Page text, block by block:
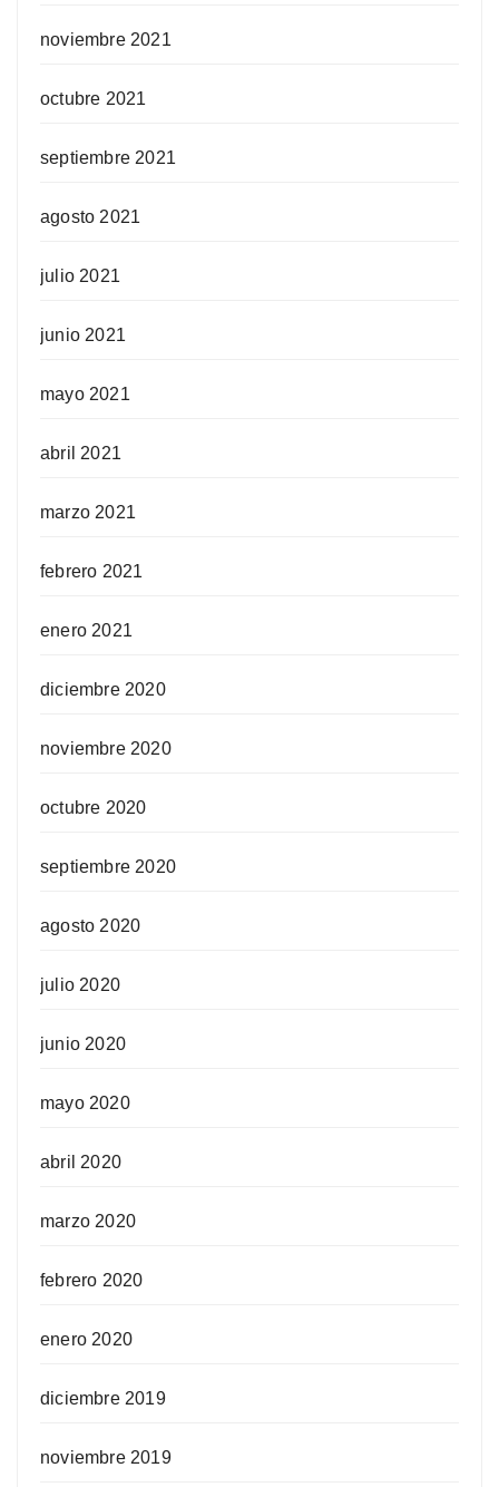
noviembre 2021
octubre 2021
septiembre 2021
agosto 2021
julio 2021
junio 2021
mayo 2021
abril 2021
marzo 2021
febrero 2021
enero 2021
diciembre 2020
noviembre 2020
octubre 2020
septiembre 2020
agosto 2020
julio 2020
junio 2020
mayo 2020
abril 2020
marzo 2020
febrero 2020
enero 2020
diciembre 2019
noviembre 2019